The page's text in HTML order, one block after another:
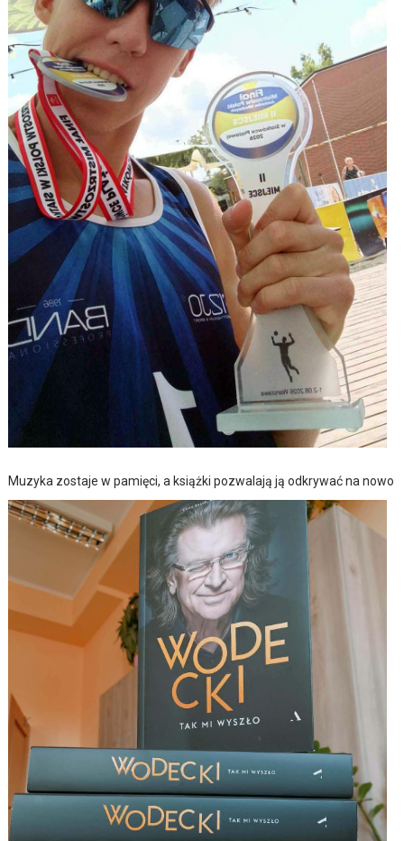
Muzyka zostaje w pamięci, a książki pozwalają ją odkrywać na nowo